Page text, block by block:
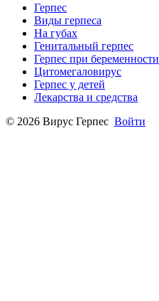
Герпес
Виды герпеса
На губах
Генитальный герпес
Герпес при беременности
Цитомегаловирус
Герпес у детей
Лекарства и средства
© 2026 Вирус Герпес Войти